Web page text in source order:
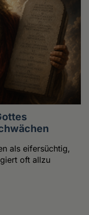
als eifersüchtig,
oft allzu